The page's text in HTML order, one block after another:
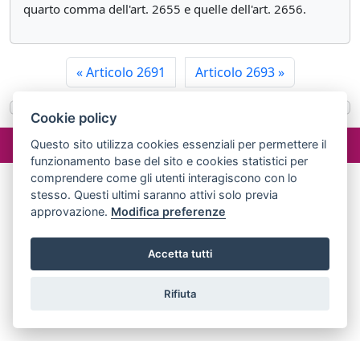
quarto comma dell'art. 2655 e quelle dell'art. 2656.
«Articolo 2691 Articolo 2693»
©2024 misterlex.it - redazione@misterlex.it Privacy
- P.I.
02029690472
Cookie policy
Questo sito utilizza cookies essenziali per permettere il
funzionamento base del sito e cookies statistici per
comprendere come gli utenti interagiscono con lo
stesso. Questi ultimi saranno attivi solo previa
approvazione. Modifica preferenze
Accetta tutti
Rifiuta